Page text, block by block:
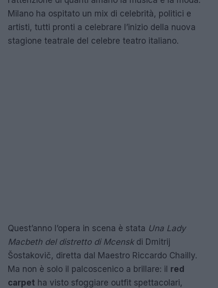
Milano ha ospitato un mix di celebrità, politici e
artisti, tutti pronti a celebrare l’inizio della nuova
stagione teatrale del celebre teatro italiano.
Quest’anno l’opera in scena è stata Una Lady
Macbeth del distretto di Mcenskdi Dmitrij
Šostakovič, diretta dal Maestro Riccardo Chailly.
Ma non è solo il palcoscenico a brillare: il red
carpet ha visto sfoggiare outfit spettacolari,